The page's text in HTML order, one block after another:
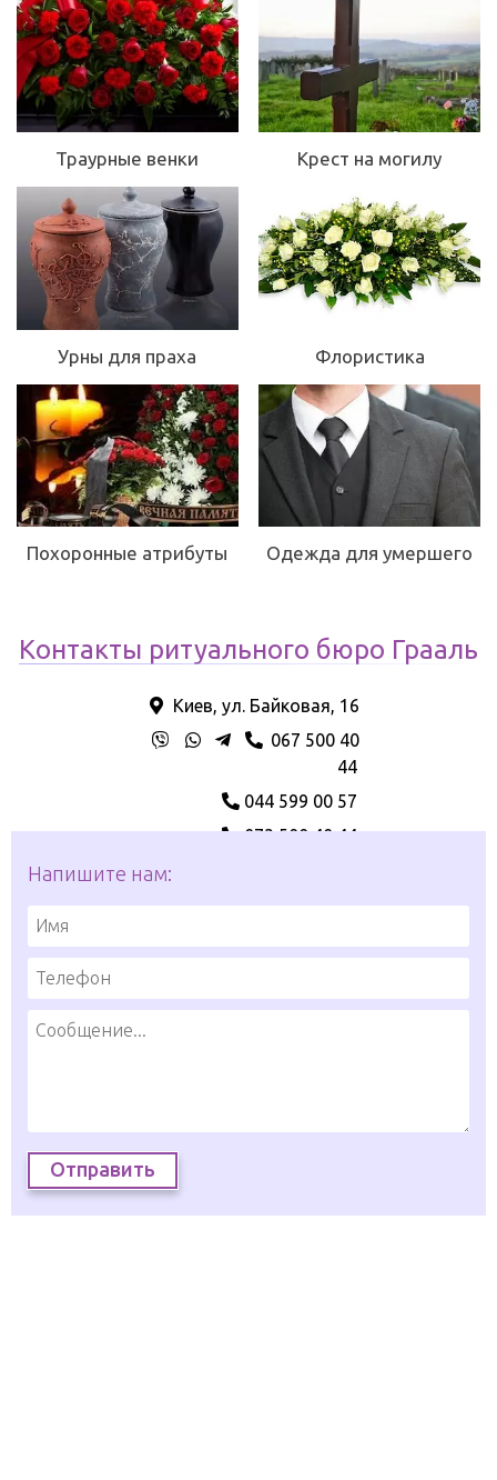
Траурные венки Крест на могилу
Урны для праха Флористика
Похоронные атрибуты Одежда для умершего
Контакты ритуального бюро Грааль
Киев, ул. Байковая, 16
067 500 40
44
044 599 00 57
073 500 40 44
Напишите нам: